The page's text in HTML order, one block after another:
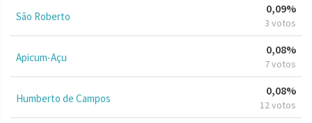
São Roberto
0,09%
3 votos
Apicum-Açu
0,08%
7 votos
Humberto de Campos
0,08%
12 votos